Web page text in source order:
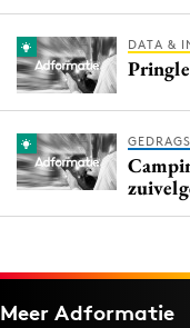
DATA &
Meer Adformatie